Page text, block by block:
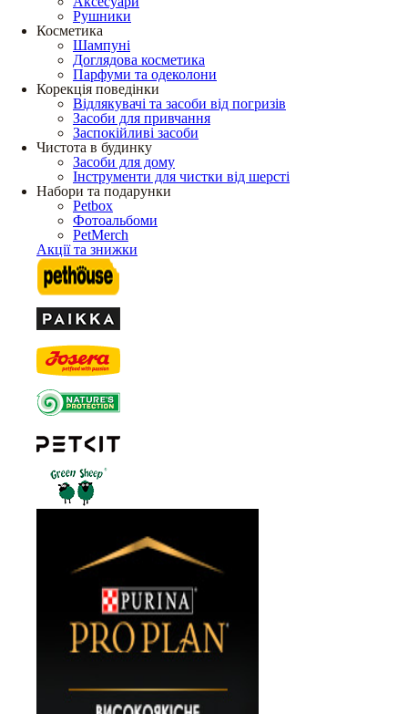
Рушники
Косметика
Шампуні
Доглядова косметика
Парфуми та одеколони
Корекція поведінки
Відлякувачі та засоби від погризів
Засоби для привчання
Заспокійливі засоби
Чистота в будинку
Засоби для дому
Інструменти для чистки від шерсті
Набори та подарунки
Petbox
Фотоальбоми
PetMerch
Акції та знижки